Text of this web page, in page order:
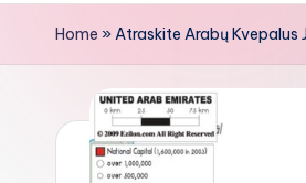
Home »Atraskite Arabų Kvepalus